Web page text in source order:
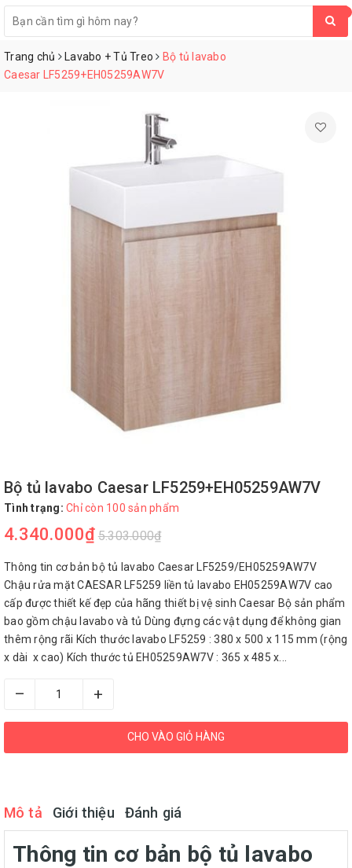
Trang chủ Lavabo + Tủ Treo
Bộ tủ lavabo
Caesar LF5259+EH05259AW7V
Bộ tủ lavabo Caesar LF5259+EH05259AW7V
Tình trạng: Chỉ còn 100 sản phẩm
4.340.000₫ 5.303.000₫
Thông tin cơ bản bộ tủ lavabo Caesar LF5259/EH05259AW7V
Chậu rửa mặt CAESAR LF5259 liền tủ lavabo EH05259AW7V cao
cấp được thiết kế đẹp của hãng thiết bị vệ sinh Caesar Bộ sản phẩm
bao gồm chậu lavabo và tủ Dùng đựng các vật dụng để không gian
thêm rộng rãi Kích thước lavabo LF5259 : 380 x 500 x 115 mm (rộng
x dài x cao) Kích thước tủ EH05259AW7V : 365 x 485 x...
– +
CHO VÀO GIỎ HÀNG
Mô tả Giới thiệu Đánh giá
Thông tin cơ bản bộ tủ lavabo